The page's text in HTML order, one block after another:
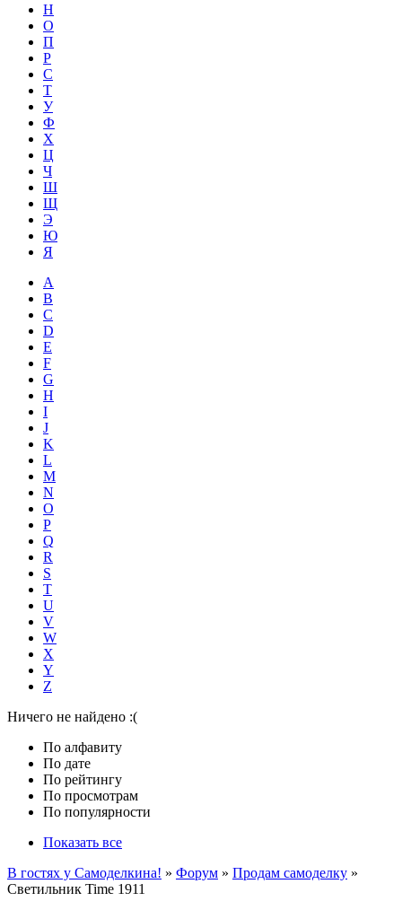
Н
О
П
Р
С
Т
У
Ф
Х
Ц
Ч
Ш
Щ
Э
Ю
Я
A
B
C
D
E
F
G
H
I
J
K
L
M
N
O
P
Q
R
S
T
U
V
W
X
Y
Z
Ничего не найдено :(
По алфавиту
По дате
По рейтингу
По просмотрам
По популярности
Показать все
В гостях у Самоделкина! » Форум » Продам самоделку »
Светильник Time 1911